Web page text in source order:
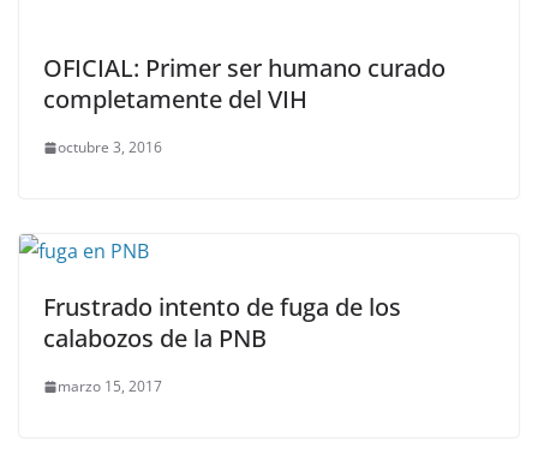
OFICIAL: Primer ser humano curado
completamente del VIH
octubre 3, 2016
Frustrado intento de fuga de los
calabozos de la PNB
marzo 15, 2017